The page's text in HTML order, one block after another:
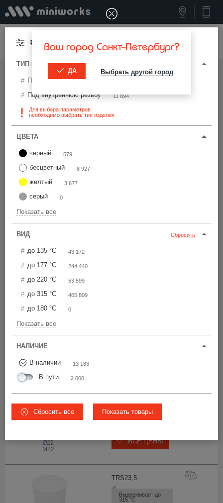
Меню Ваш город Санкт-Петербург?
ДА Выбрать другой город
МИНИВОРКС ПРО ТЕРМОСТОЙКИЕ ИЗДЕЛИЯ
Фильтры
Фильтры
ТИП И ПАРАМЕТРЫ
Под наружную резьбу
Под внутреннюю резьбу 11 894
Для выбора параметров
необходимо выбрать тип изделия
ЦВЕТА
черный 579
бесцветный 8 927
желтый 3 677
серый 0
Показать все
ВИД Сбросить
до 135 °С 43 172
до 177 °С 244 440
до 220 °С 53 599
до 315 °С 465 809
до 180 °С 0
Показать все
НАЛИЧИЕ
В наличии 13 183
В пути 2 000
Сбросить все Показать товары
Цена по возрастанию
GAS5/8
22
Ø22
M22
от 68,30 р.
ВСЕ ЦЕНЫ
TRS23,5
Выдерживает до
315 °С